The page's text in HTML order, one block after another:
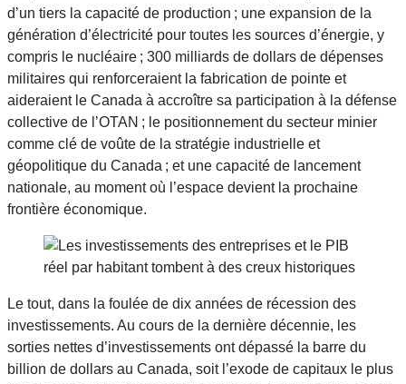
d’un tiers la capacité de production ; une expansion de la
génération d’électricité pour toutes les sources d’énergie, y
compris le nucléaire ; 300 milliards de dollars de dépenses
militaires qui renforceraient la fabrication de pointe et
aideraient le Canada à accroître sa participation à la défense
collective de l’OTAN ; le positionnement du secteur minier
comme clé de voûte de la stratégie industrielle et
géopolitique du Canada ; et une capacité de lancement
nationale, au moment où l’espace devient la prochaine
frontière économique.
Le tout, dans la foulée de dix années de récession des
investissements. Au cours de la dernière décennie, les
sorties nettes d’investissements ont dépassé la barre du
billion de dollars au Canada, soit l’exode de capitaux le plus